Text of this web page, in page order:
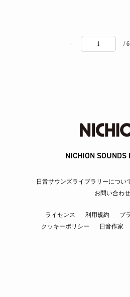
/ 6
NICHION SOUNDS
日音サウンズライブラリーについ
お問い合わせ
ライセンス 利用規約
プ
クッキーポリシー
日音作家